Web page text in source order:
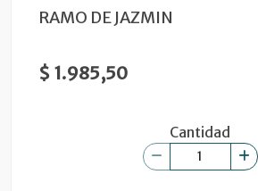
RAMO DE JAZMIN
$ 1.985,50
Cantidad